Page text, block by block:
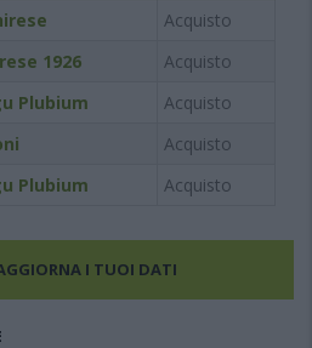
Acquisto
1926
Acquisto
Plubium
Acquisto
Acquisto
Plubium Acquisto
I TUOI DATI